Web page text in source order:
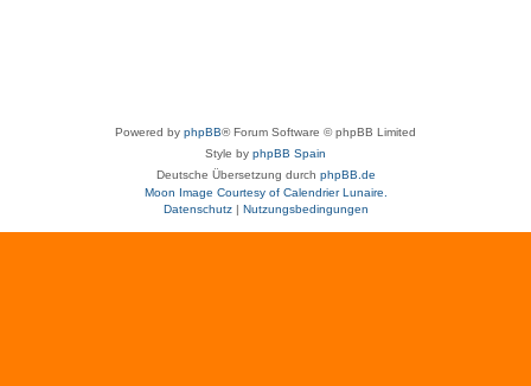
Powered by phpBB® Forum Software © phpBB Limited
Style by phpBB Spain
Deutsche Übersetzung durch phpBB.de
Moon Image Courtesy of Calendrier Lunaire.
Datenschutz| Nutzungsbedingungen